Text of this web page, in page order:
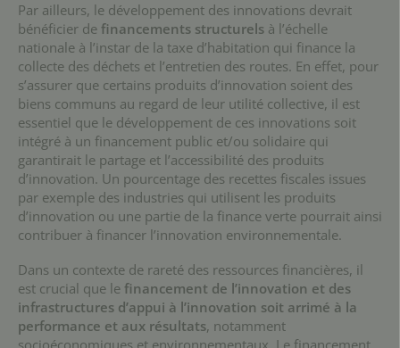
Par ailleurs, le développement des innovations devrait
bénéficier de financements structurels à l’échelle
nationale à l’instar de la taxe d’habitation qui finance la
collecte des déchets et l’entretien des routes. En effet, pour
s’assurer que certains produits d’innovation soient des
biens communs au regard de leur utilité collective, il est
essentiel que le développement de ces innovations soit
intégré à un financement public et/ou solidaire qui
garantirait le partage et l’accessibilité des produits
d’innovation. Un pourcentage des recettes fiscales issues
par exemple des industries qui utilisent les produits
d’innovation ou une partie de la finance verte pourrait ainsi
contribuer à financer l’innovation environnementale.
Dans un contexte de rareté des ressources financières, il
est crucial que le financement de l’innovation et des
infrastructures d’appui à l’innovation soit arrimé à la
performance et aux résultats, notamment
socioéconomiques et environnementaux. Le financement